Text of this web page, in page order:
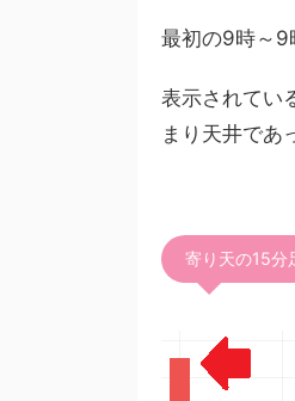
最初の9時～9
表示されてい
まり天井であ
寄り天の15分